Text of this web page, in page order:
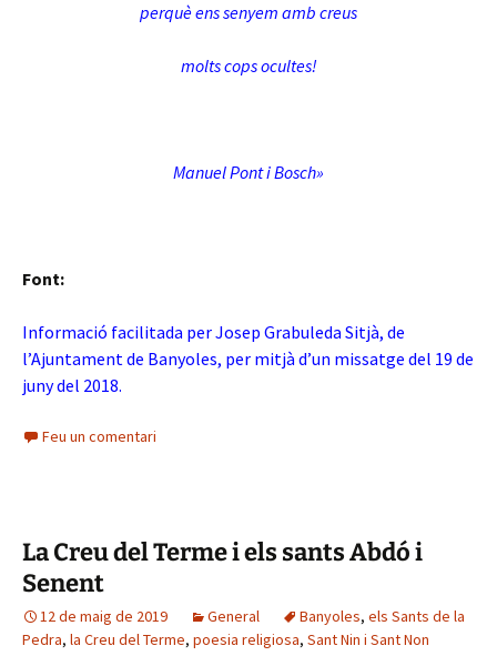
perquè ens senyem amb creus
molts cops ocultes!
Manuel Pont i Bosch»
Font:
Informació facilitada per Josep Grabuleda Sitjà, de
l’Ajuntament de Banyoles, per mitjà d’un missatge del 19 de
juny del 2018.
Feu un comentari
La Creu del Terme i els sants Abdó i
Senent
12 de maig de 2019 General Banyoles, els Sants de la
Pedra, la Creu del Terme, poesia religiosa, Sant Nin i Sant Non